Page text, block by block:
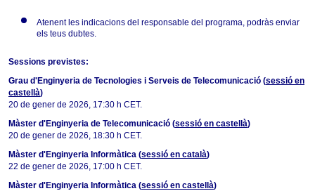
Atenent les indicacions del responsable del programa, podràs enviar
els teus dubtes.
Sessions previstes:
Grau d'Enginyeria de Tecnologies i Serveis de Telecomunicació (sessió en
castellà)
20 de gener de 2026, 17:30 h CET.
Màster d'Enginyeria de Telecomunicació (sessió en castellà)
20 de gener de 2026, 18:30 h CET.
Màster d'Enginyeria Informàtica (sessió en català)
22 de gener de 2026, 17:00 h CET.
Màster d'Enginyeria Informàtica (sessió en castellà)